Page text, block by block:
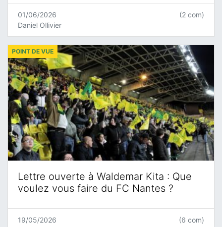
01/06/2026
Daniel Ollivier
(2 com)
Lettre ouverte à Waldemar Kita : Que
voulez vous faire du FC Nantes ?
POINT DE VUE
19/05/2026
(6 com)